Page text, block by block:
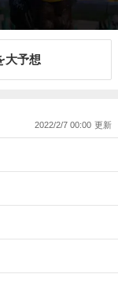
大予想
2022/2/7 00:00